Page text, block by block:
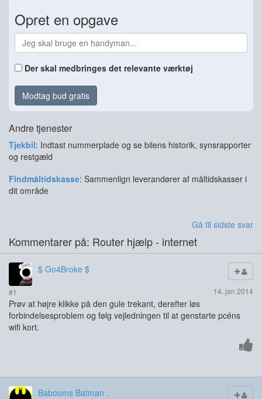
Opret en opgave
Der skal medbringes det relevante værktøj
Modtag bud gratis
Andre tjenester
Tjekbil: Indtast nummerplade og se bilens historik, synsrapporter
og restgæld
Findmåltidskasse: Sammenlign leverandører af måltidskasser i
dit område
Gå til sidste svar
Kommentarer på: Router hjælp - internet
$ Go4Broke $
#1 14. jan 2014
Prøv at højre klikke på den gule trekant, derefter løs
forbindelsesproblem og følg vejledningen til at genstarte pcéns
wifi kort.
Babooms Batman .